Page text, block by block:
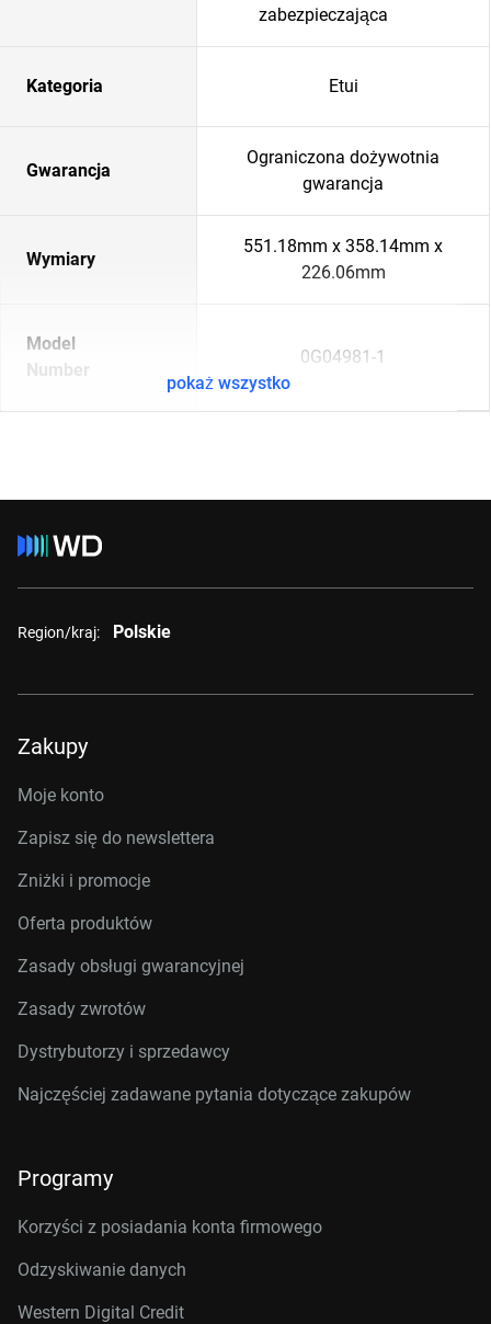
zabezpieczająca
Kategoria Etui
Gwarancja
Ograniczona dożywotnia
gwarancja
Wymiary
551.18mm x 358.14mm x
226.06mm
Model
Number
0G04981-1
pokaż wszystko
Region/kraj: Polskie
Zakupy
Moje konto
Zapisz się do newslettera
Zniżki i promocje
Oferta produktów
Zasady obsługi gwarancyjnej
Zasady zwrotów
Dystrybutorzy i sprzedawcy
Najczęściej zadawane pytania dotyczące zakupów
Programy
Korzyści z posiadania konta firmowego
Odzyskiwanie danych
Western Digital Credit